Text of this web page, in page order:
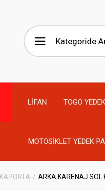
LİFAN TOGO
MOTOSİKLET YEDEK
KAPORTA ARKA KARENAJ SOL